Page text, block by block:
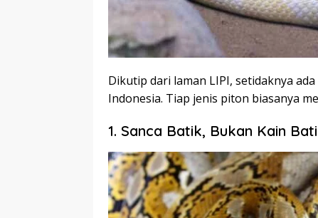
Dikutip dari laman LIPI, setidaknya
Indonesia. Tiap jenis piton biasanya
1. Sanca Batik, Bukan Kain